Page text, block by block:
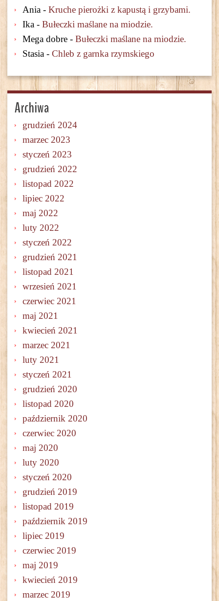
Ania - Kruche pierożki z kapustą i grzybami.
Ika - Bułeczki maślane na miodzie.
Mega dobre - Bułeczki maślane na miodzie.
Stasia - Chleb z garnka rzymskiego
Archiwa
grudzień 2024
marzec 2023
styczeń 2023
grudzień 2022
listopad 2022
lipiec 2022
maj 2022
luty 2022
styczeń 2022
grudzień 2021
listopad 2021
wrzesień 2021
czerwiec 2021
maj 2021
kwiecień 2021
marzec 2021
luty 2021
styczeń 2021
grudzień 2020
listopad 2020
październik 2020
czerwiec 2020
maj 2020
luty 2020
styczeń 2020
grudzień 2019
listopad 2019
październik 2019
lipiec 2019
czerwiec 2019
maj 2019
kwiecień 2019
marzec 2019